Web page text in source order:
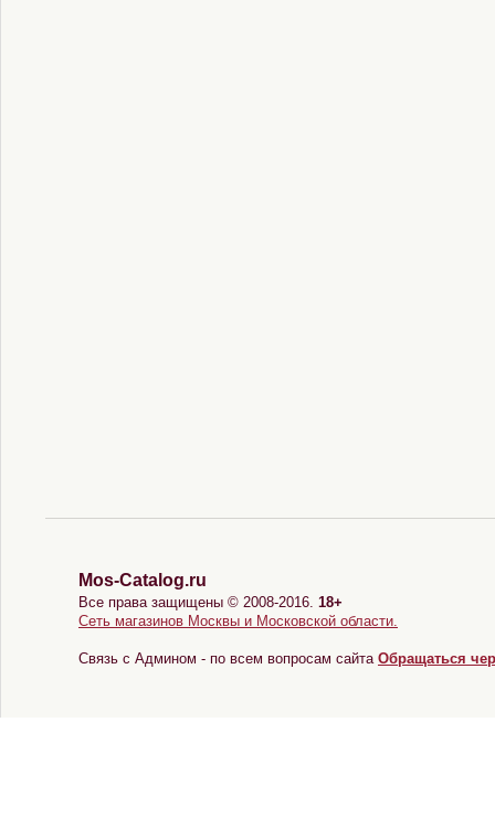
Mos-Catalog.ru
Все права защищены © 2008-2016. 18+
Сеть магазинов Москвы и Московской области.
Связь с Админом - по всем вопросам сайта Обращаться